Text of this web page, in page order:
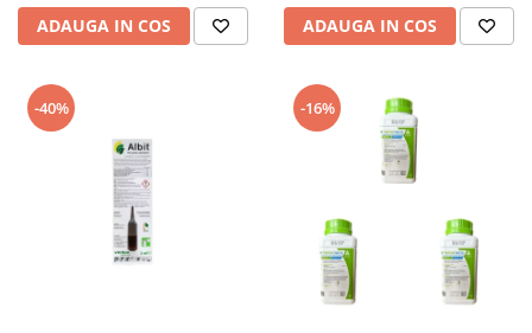
ADAUGA IN COS ADAUGA IN COS
-40% -16%